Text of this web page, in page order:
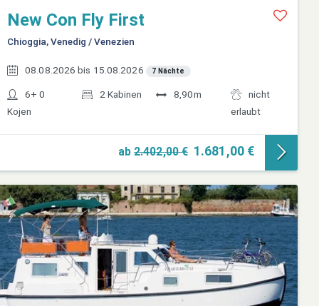
New Con Fly First
Chioggia, Venedig / Venezien
08.08.2026 bis 15.08.2026 7 Nächte
6+ 0
Kojen
2 Kabinen 8,90m
nicht
erlaubt
ab 2.402,00 € 1.681,00 €